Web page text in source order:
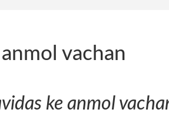
vachan
ke anmol